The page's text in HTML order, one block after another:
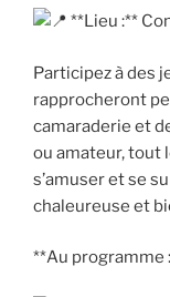
**Lieu :**
Participez à des
rapprocheront
camaraderie et
ou amateur, tout
s’amuser et se
chaleureuse et
**Au programme